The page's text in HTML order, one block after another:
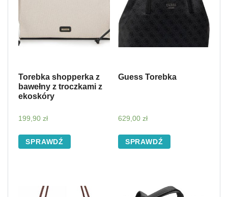
Torebka shopperka z
bawełny z troczkami z
ekoskóry
199,90 zł
SPRAWDŹ
Guess Torebka
629,00 zł
SPRAWDŹ